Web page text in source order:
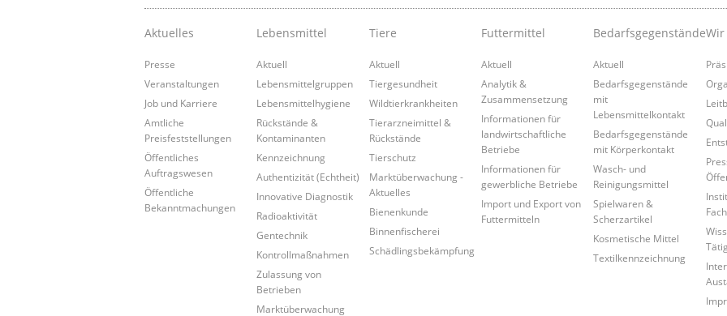
Aktuelles
Presse
Veranstaltungen
Job und Karriere
Amtliche
Preisfeststellungen
Öffentliches
Auftragswesen
Öffentliche
Bekanntmachungen
Lebensmittel
Aktuell
Lebensmittelgruppen
Lebensmittelhygiene
Rückstände &
Kontaminanten
Kennzeichnung
Authentizität (Echtheit)
Innovative Diagnostik
Radioaktivität
Gentechnik
Kontrollmaßnahmen
Zulassung von
Betrieben
Marktüberwachung
Tiere
Aktuell
Tiergesundheit
Wildtierkrankheiten
Tierarzneimittel &
Rückstände
Tierschutz
Marktüberwachung -
Aktuelles
Bienenkunde
Binnenfischerei
Schädlingsbekämpfung
Futtermittel
Aktuell
Analytik &
Zusammensetzung
Informationen für
landwirtschaftliche
Betriebe
Informationen für
gewerbliche Betriebe
Import und Export von
Futtermitteln
Bedarfsgegenstände
Aktuell
Bedarfsgegenstände
mit
Lebensmittelkontakt
Bedarfsgegenstände
mit Körperkontakt
Wasch- und
Reinigungsmittel
Spielwaren &
Scherzartikel
Kosmetische Mittel
Textilkennzeichnung